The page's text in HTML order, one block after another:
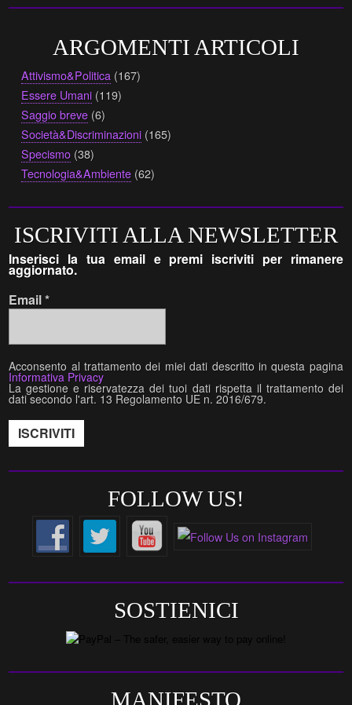
ARGOMENTI ARTICOLI
Attivismo&Politica (167)
Essere Umani (119)
Saggio breve (6)
Società&Discriminazioni (165)
Specismo (38)
Tecnologia&Ambiente (62)
ISCRIVITI ALLA NEWSLETTER
Inserisci la tua email e premi iscriviti per rimanere
aggiornato.
Email*
Acconsento al trattamento dei miei dati descritto in questa pagina
Informativa Privacy
La gestione e riservatezza dei tuoi dati rispetta il trattamento dei
dati secondo l'art. 13 Regolamento UE n. 2016/679.
FOLLOW US!
SOSTIENICI
MANIFESTO